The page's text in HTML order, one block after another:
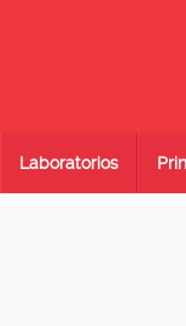
Laboratorios